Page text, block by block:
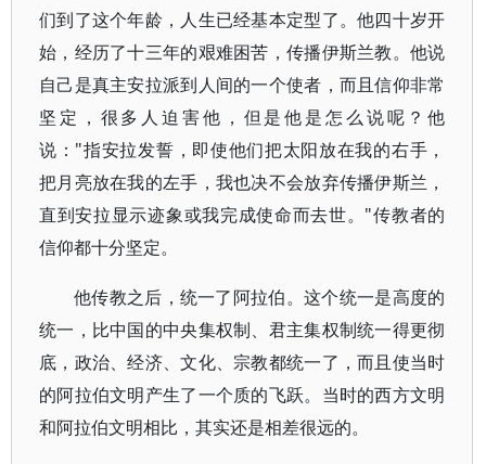
们到了这个年龄，人生已经基本定型了。他四十岁开
始，经历了十三年的艰难困苦，传播伊斯兰教。他说
自己是真主安拉派到人间的一个使者，而且信仰非常
坚定，很多人迫害他，但是他是怎么说呢？他
说："指安拉发誓，即使他们把太阳放在我的右手，
把月亮放在我的左手，我也决不会放弃传播伊斯兰，
直到安拉显示迹象或我完成使命而去世。"传教者的
信仰都十分坚定。
他传教之后，统一了阿拉伯。这个统一是高度的
统一，比中国的中央集权制、君主集权制统一得更彻
底，政治、经济、文化、宗教都统一了，而且使当时
的阿拉伯文明产生了一个质的飞跃。当时的西方文明
和阿拉伯文明相比，其实还是相差很远的。